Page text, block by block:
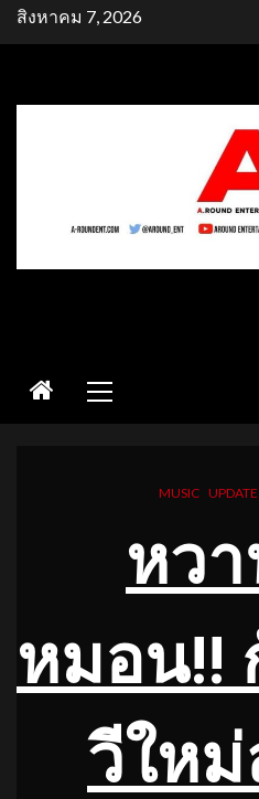
Skipสิงหาคม 7, 2026
Menu
MUSIC UPDATE
หว
หมอน!!
วีให